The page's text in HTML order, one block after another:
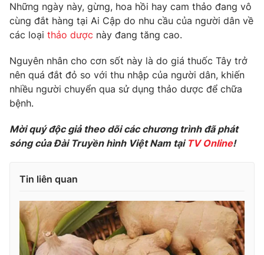
Thế giới đó đây
Kinh tế
Tài chính
Thị trường
Góc doanh nghiệp
Dữ liệu và đời sống
Truyền hình
Phim VTV
Hậu trường
Nhân vật
Khán giả
Giải trí
Điện ảnh
Sao
Đời sống
Chất lượng cuộc sống
Giáo dục
Tuyển sinh
Học trực tuyến
Công nghệ
Hitech Công nghệ tương lai
Giao lưu trực tuyến
Những ngày này, gừng, hoa hồi hay cam thảo đang vô
cùng đắt hàng tại Ai Cập do nhu cầu của người dân về
các loại thảo dược này đang tăng cao.
Nguyên nhân cho cơn sốt này là do giá thuốc Tây trở
nên quá đắt đỏ so với thu nhập của người dân, khiến
nhiều người chuyển qua sử dụng thảo dược để chữa
bệnh.
Mời quý độc giả theo dõi các chương trình đã phát
sóng của Đài Truyền hình Việt Nam tại TV Online!
Tin liên quan